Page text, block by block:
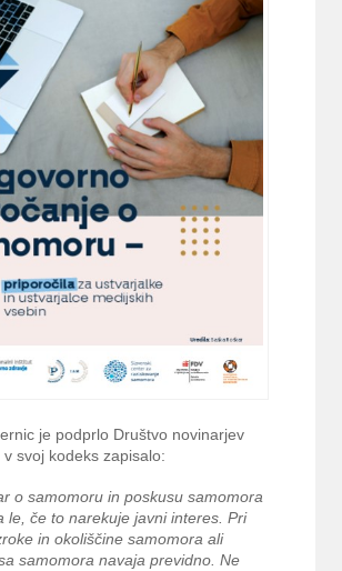
je podprlo Društvo novinarjev
v svoj kodeks zapisalo:
o samomoru in poskusu samomora
le, če to narekuje javni interes. Pri
in okoliščine samomora ali
samomora navaja previdno. Ne